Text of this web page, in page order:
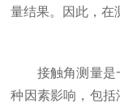
量结果。因此，在
接触角测量是一
种因素影响，包